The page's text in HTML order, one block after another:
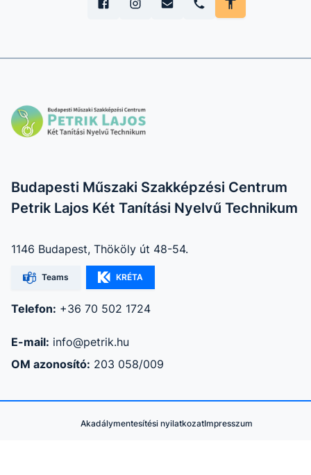
Budapesti Műszaki Szakképzési Centrum
Petrik Lajos Két Tanítási Nyelvű Technikum
1146 Budapest, Thököly út 48-54.
Teams KRÉTA
Telefon: +36 70 502 1724
E-mail: info@petrik.hu
OM azonosító: 203 058/009
Akadálymentesítési nyilatkozatImpresszum